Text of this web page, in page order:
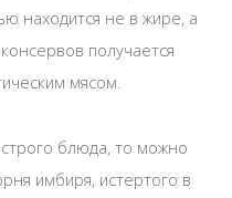
находится не в жире, а
получается
мясом.
блюда, то можно
имбиря, истертого в